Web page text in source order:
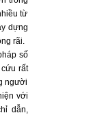
từ
dựng
rãi.
số
rất
người
với
dẫn,